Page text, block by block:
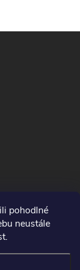
pohodlné
neustále